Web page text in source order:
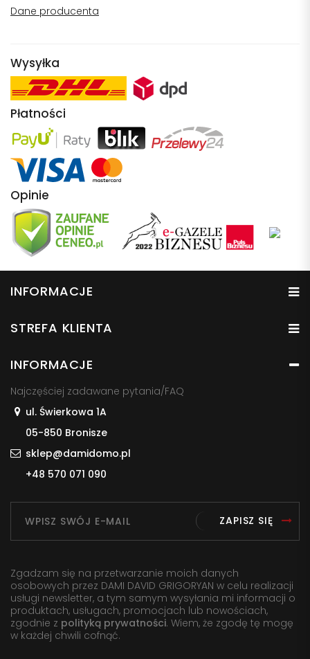
Dane producenta
Wysyłka
Płatności
Opinie
INFORMACJE
STREFA KLIENTA
INFORMACJE
Najczęściej zadawane pytania/FAQ
ul. Świerkowa 1A
05-850 Bronisze
sklep@damidomo.pl
+48 570 071 090
ZAPISZ SIĘ
Zgadzam się na przetwarzanie moich danych
osobowych przez DAMI DAVID GRIGORYAN w celu realizacji
usługi newsletter, a tym samym wysyłania mi informacji o
produktach, usługach, promocjach lub nowościach,
zgodnie z polityką prywatności. Wiem, że zgodę tę mogę
w każdej chwili cofnąć.